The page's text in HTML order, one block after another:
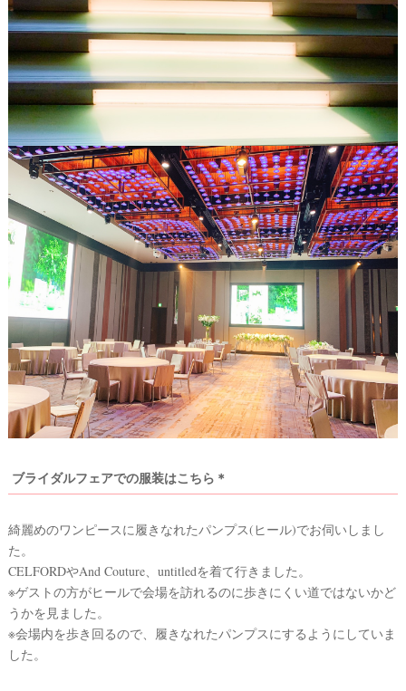
ブライダルフェアでの服装はこちら＊
綺麗めのワンピースに履きなれたパンプス(ヒール)でお伺いしまし
た。
CELFORDやAnd Couture、untitledを着て行きました。
※ゲストの方がヒールで会場を訪れるのに歩きにくい道ではないかど
うかを見ました。
※会場内を歩き回るので、履きなれたパンプスにするようにしていま
した。
最
新
ド
レ
記
事
h
e
c
k
プ
ラ
ン
ナ
ラ
ン
グ
プ
ラ
ン
ナ
レ
ポ
る